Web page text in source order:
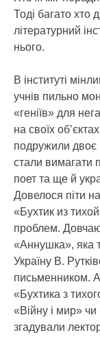
Тоді багато хто
літературний
нього.
В інституті
учнів пильно
«геніїв» для
на своїх
подружили двоє
стали вимагати
поет та ще й
Довелося піти
«Бухтик из
проблем.
«Аннушка», яка
Україну В.
письменником.
«Бухтика з
«Війну і мир» чи
згадували